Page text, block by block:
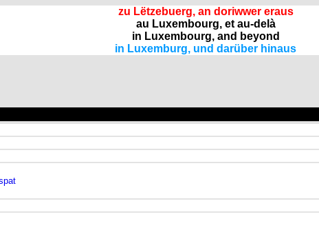
zu Lëtzebuerg, an doriwwer eraus
au Luxembourg, et au-delà
in Luxembourg, and beyond
in Luxemburg, und darüber hinaus